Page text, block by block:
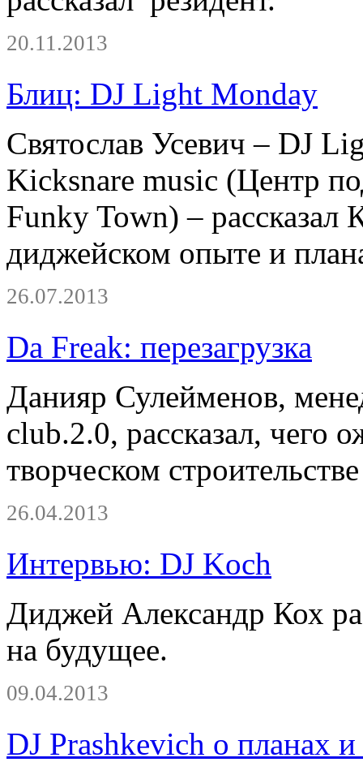
20.11.2013
Блиц: DJ Light Monday
Святослав Усевич – DJ
Kicksnare music (Центр
Funky Town) – рассказал
диджейском опыте и
26.07.2013
Da Freak: перезагрузка
Данияр Сулейменов,
club.2.0, рассказал, чего
творческом
26.04.2013
Интервью: DJ Koch
Диджей Александр Кох
на будущее.
09.04.2013
DJ Prashkevich о планах